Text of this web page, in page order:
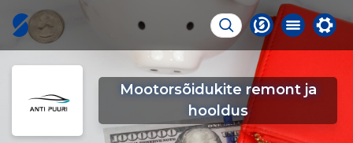
Mootorsõidukite remont ja
hooldus